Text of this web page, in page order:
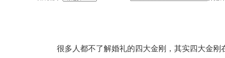
很多人都不了解婚礼的四大金刚，其实四大金刚